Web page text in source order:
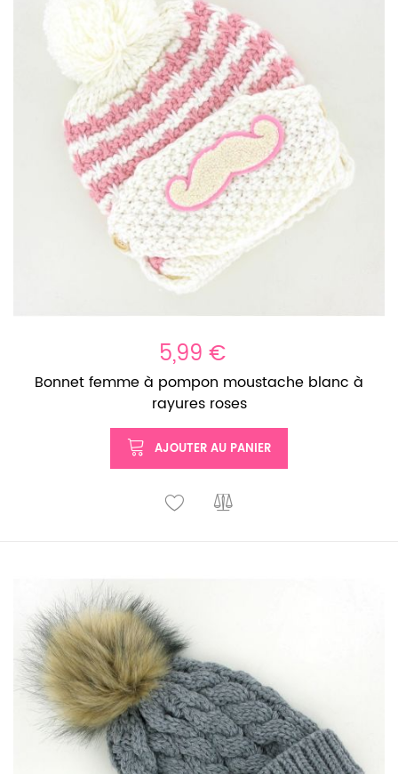
5,99 €
Bonnet femme à pompon moustache blanc à
rayures roses
AJOUTER AU PANIER